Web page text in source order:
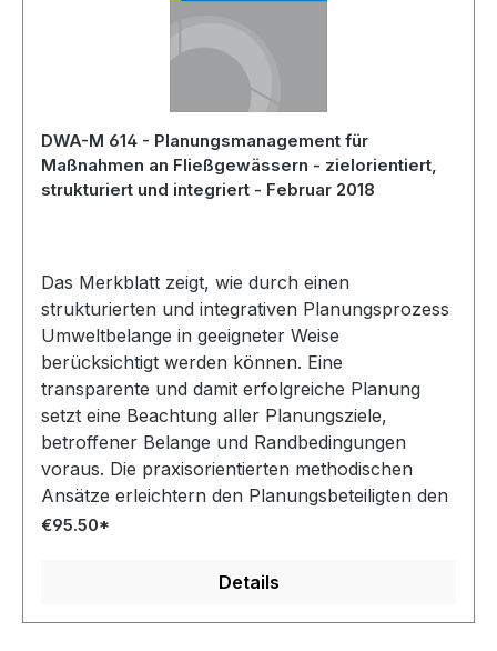
DWA-M 614 - Planungsmanagement für
Maßnahmen an Fließgewässern - zielorientiert,
strukturiert und integriert - Februar 2018
Das Merkblatt zeigt, wie durch einen
strukturierten und integrativen Planungsprozess
Umweltbelange in geeigneter Weise
berücksichtigt werden können. Eine
transparente und damit erfolgreiche Planung
setzt eine Beachtung aller Planungsziele,
betroffener Belange und Randbedingungen
voraus. Die praxisorientierten methodischen
Ansätze erleichtern den Planungsbeteiligten den
Weg durch den gemeinsamen Planungsprozess.
Anforderungen bei Projektplanungen zum
wie die Herstellung oder die wesentliche
€95.50*
Details